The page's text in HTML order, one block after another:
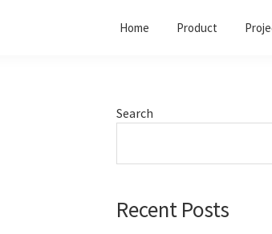
Home Product
Primary
Search
Recent Posts